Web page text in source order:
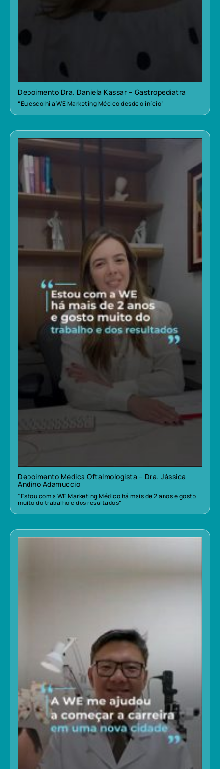
Depoimento Dra. Daniela Kassar – Gastropediatra
“Eu escolhi a WE Marketing Médico desde o início”
Depoimento Médica Oftalmologista – Dra. Jéssica
Andino Adamuccio
“Estou com a WE Marketing Médico há mais de 2 anos e gosto
muito do trabalho e dos resultados”